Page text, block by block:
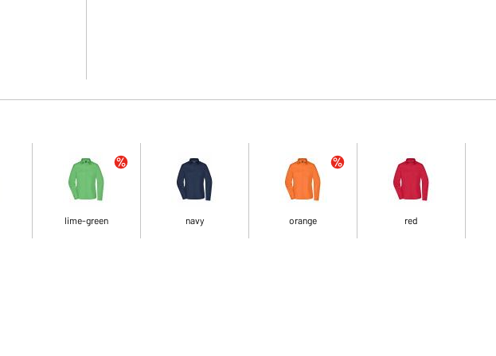
lime-green navy orange red